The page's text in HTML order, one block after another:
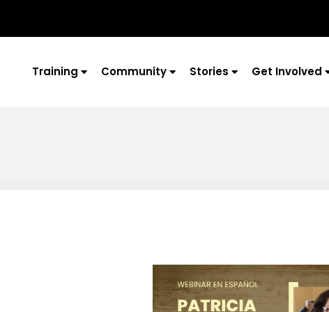
Training Community Stories Get Involved